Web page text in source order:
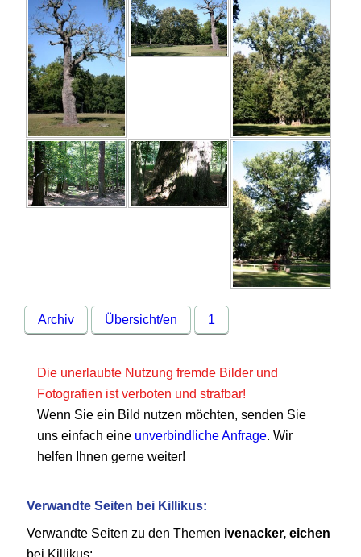
Archiv Übersicht/en 1
Die unerlaubte Nutzung fremde Bilder und
Fotografien ist verboten und strafbar!
Wenn Sie ein Bild nutzen möchten, senden Sie
uns einfach eine unverbindliche Anfrage. Wir
helfen Ihnen gerne weiter!
Verwandte Seiten bei Killikus:
Verwandte Seiten zu den Themen ivenacker, eichen